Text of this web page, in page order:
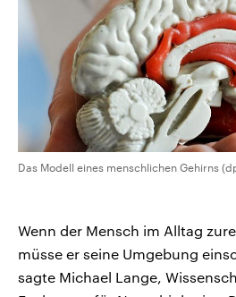
Das Modell eines menschlichen Gehirns
Wenn der Mensch im Alltag
müsse er seine Umgebung
sagte Michael Lange,